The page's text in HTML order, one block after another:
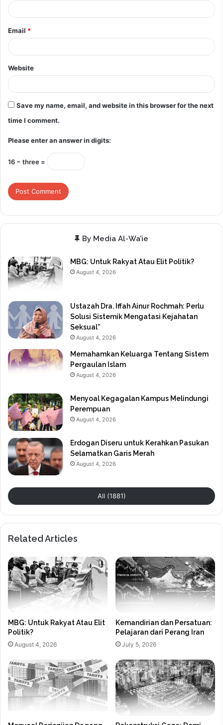
Email *
Website
Save my name, email, and website in this browser for the next
time I comment.
Please enter an answer in digits:
16 − three =
By Media Al-Wa’ie
MBG: Untuk Rakyat Atau Elit Politik?
August 4, 2026
Ustazah Dra. Iffah Ainur Rochmah: Perlu
Solusi Sistemik Mengatasi Kejahatan
Seksual”
August 4, 2026
Memahamkan Keluarga Tentang Sistem
Pergaulan Islam
August 4, 2026
Menyoal Kegagalan Kampus Melindungi
Perempuan
August 4, 2026
Erdogan Diseru untuk Kerahkan Pasukan
Selamatkan Garis Merah
August 4, 2026
All (1881)
Related Articles
MBG: Untuk Rakyat Atau Elit
Politik?
August 4, 2026
Kemandirian dan Persatuan:
Pelajaran dari Perang Iran
July 5, 2026